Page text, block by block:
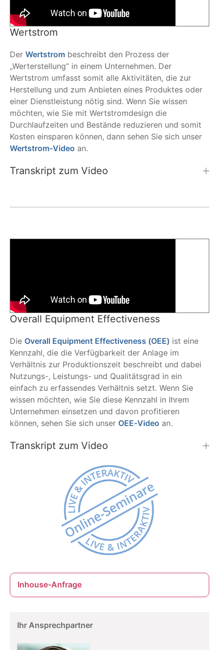
Wertstrom
Der Wertstrom beschreibt den Prozess der
„Werterstellung“ in einem Unternehmen. Der
Wertstrom umfasst somit alle Aktivitäten, die zur
Herstellung und zum Anbieten eines Produktes oder
einer Dienstleistung nötig sind. Wenn Sie wissen
möchten, wie Sie mit Wertstromdesign die
Durchlaufzeiten und Bestände reduzieren und somit
Kosten einsparen können, dann sehen Sie sich unser
Wertstrom-Video an.
Transkript zum Video
Overall Equipment Effectiveness
Die Overall Equipment Effectiveness (OEE) ist eine
Kennzahl, die die Verfügbarkeit der Anlage im
Verhältnis zur Produktionszeit beschreibt und dabei
Nutzungs-, Leistungs- und Qualitätsgrad in ein
einfach zu erfassendes Verhältnis setzt. Wenn Sie
wissen möchten, wie Sie diese Kennzahl in Ihrem
Unternehmen einsetzen und davon profitieren
können, sehen Sie sich unser OEE-Video an.
Transkript zum Video
Inhouse-Anfrage
Ihr Ansprechpartner